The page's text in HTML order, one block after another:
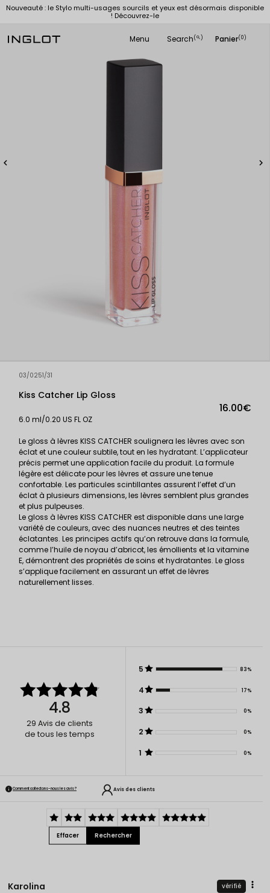
Nouveauté : le Stylo multi-usages sourcils et yeux est désormais disponible
! Découvrez-le
Menu Search(
search ) Panier(0)
 
03/0251/31
Kiss Catcher Lip Gloss
16.00€
6.0 ml/0.20 US FL OZ
Le gloss à lèvres KISS CATCHER soulignera les lèvres avec son
éclat et une couleur subtile, tout en les hydratant. L’applicateur
précis permet une application facile du produit. La formule
légère est délicate pour les lèvres et assure une tenue
confortable. Les particules scintillantes assurent l’effet d’un
éclat à plusieurs dimensions, les lèvres semblent plus grandes
et plus pulpeuses.
Le gloss à lèvres KISS CATCHER est disponible dans une large
variété de couleurs, avec des nuances neutres et des teintes
éclatantes. Les principes actifs qu’on retrouve dans la formule,
comme l’huile de noyau d’abricot, les émollients et la vitamine
E, démontrent des propriétés de soins et hydratantes. Le gloss
s’applique facilement en assurant un effet de lèvres
naturellement lisses.
4.8
29 Avis de clients
de tous les temps
5 83%
4 17%
3 0%
2 0%
1 0%
Comment collectons-nous les avis ? Avis des clients
Effacer Rechercher
Karolina vérifié